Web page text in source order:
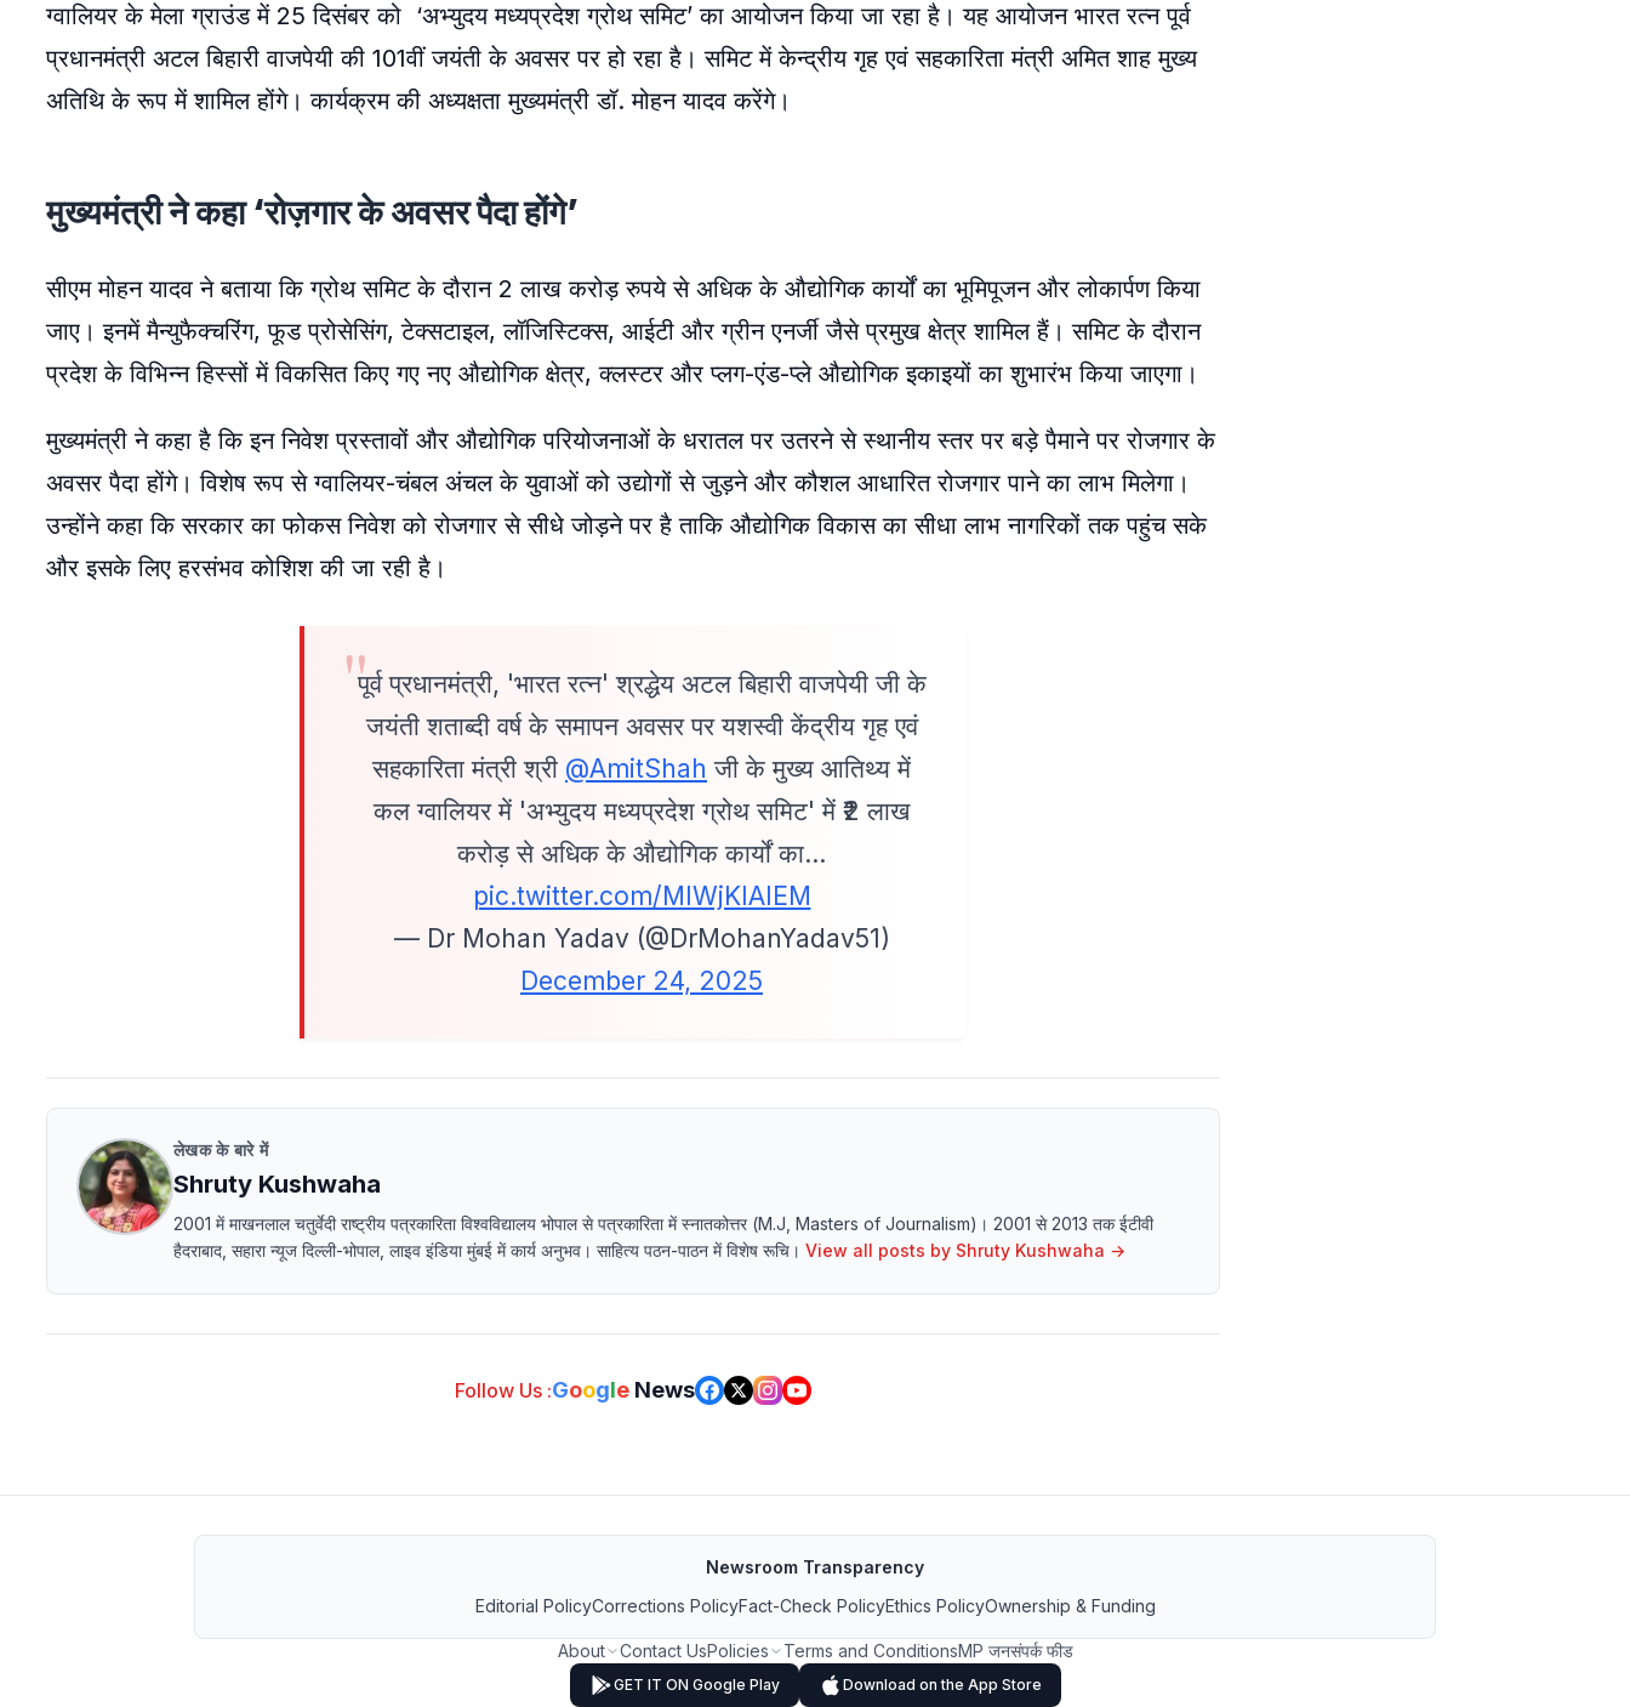
ग्वालियर के मेला ग्राउंड में 25 दिसंबर को ‘अभ्युदय मध्यप्रदेश ग्रोथ समिट’ का आयोजन किया जा रहा है। यह आयोजन भारत रत्न पूर्व
प्रधानमंत्री अटल बिहारी वाजपेयी की 101वीं जयंती के अवसर पर हो रहा है। समिट में केन्द्रीय गृह एवं सहकारिता मंत्री अमित शाह मुख्य
अतिथि के रूप में शामिल होंगे। कार्यक्रम की अध्यक्षता मुख्यमंत्री डॉ. मोहन यादव करेंगे।
मुख्यमंत्री ने कहा ‘रोज़गार के अवसर पैदा होंगे’
सीएम मोहन यादव ने बताया कि ग्रोथ समिट के दौरान 2 लाख करोड़ रुपये से अधिक के औद्योगिक कार्यों का भूमिपूजन और लोकार्पण किया
जाए। इनमें मैन्युफैक्चरिंग, फूड प्रोसेसिंग, टेक्सटाइल, लॉजिस्टिक्स, आईटी और ग्रीन एनर्जी जैसे प्रमुख क्षेत्र शामिल हैं। समिट के दौरान
प्रदेश के विभिन्न हिस्सों में विकसित किए गए नए औद्योगिक क्षेत्र, क्लस्टर और प्लग-एंड-प्ले औद्योगिक इकाइयों का शुभारंभ किया जाएगा।
मुख्यमंत्री ने कहा है कि इन निवेश प्रस्तावों और औद्योगिक परियोजनाओं के धरातल पर उतरने से स्थानीय स्तर पर बड़े पैमाने पर रोजगार के
अवसर पैदा होंगे। विशेष रूप से ग्वालियर-चंबल अंचल के युवाओं को उद्योगों से जुड़ने और कौशल आधारित रोजगार पाने का लाभ मिलेगा।
उन्होंने कहा कि सरकार का फोकस निवेश को रोजगार से सीधे जोड़ने पर है ताकि औद्योगिक विकास का सीधा लाभ नागरिकों तक पहुंच सके
और इसके लिए हरसंभव कोशिश की जा रही है।
पूर्व प्रधानमंत्री, 'भारत रत्न' श्रद्धेय अटल बिहारी वाजपेयी जी के
जयंती शताब्दी वर्ष के समापन अवसर पर यशस्वी केंद्रीय गृह एवं
सहकारिता मंत्री श्री @AmitShah जी के मुख्य आतिथ्य में
कल ग्वालियर में 'अभ्युदय मध्यप्रदेश ग्रोथ समिट' में ₹2 लाख
करोड़ से अधिक के औद्योगिक कार्यों का…
pic.twitter.com/MIWjKIAIEM
— Dr Mohan Yadav (@DrMohanYadav51)
December 24, 2025
लेखक के बारे में
Shruty Kushwaha
2001 में माखनलाल चतुर्वेदी राष्ट्रीय पत्रकारिता विश्वविद्यालय भोपाल से पत्रकारिता में स्नातकोत्तर (M.J, Masters of Journalism)। 2001 से 2013 तक ईटीवी
हैदराबाद, सहारा न्यूज दिल्ली-भोपाल, लाइव इंडिया मुंबई में कार्य अनुभव। साहित्य पठन-पाठन में विशेष रूचि। View all posts by Shruty Kushwaha →
Follow Us :Google News
Newsroom Transparency
Editorial PolicyCorrections PolicyFact-Check PolicyEthics PolicyOwnership & Funding
About Contact UsPolicies Terms and ConditionsMP जनसंपर्क फीड
GET IT ON Google Play Download on the App Store